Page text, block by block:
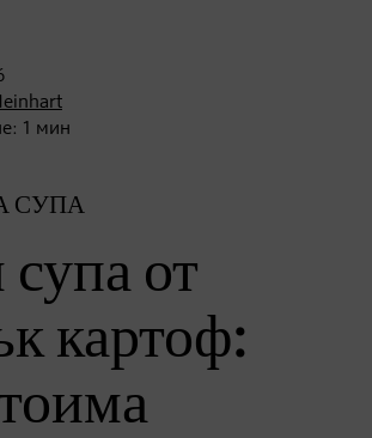
1 мин
СУПА
от
картоф: